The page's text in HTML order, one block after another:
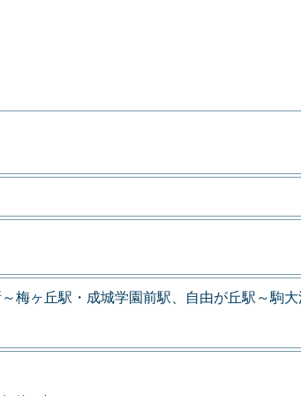
梅ヶ丘駅・成城学園前駅、自由が丘駅～駒